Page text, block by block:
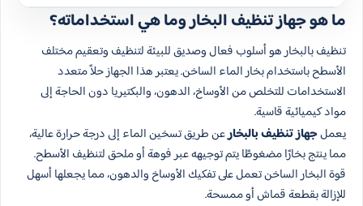
ما هو جهاز تنظيف البخار وما هي استخداماته؟
تنظيف بالبخار هو أسلوب فعال وصديق للبيئة لتنظيف وتعقيم مختلف
الأسطح باستخدام بخار الماء الساخن. يعتبر هذا الجهاز حلاً متعدد
الاستخدامات للتخلص من الأوساخ، الدهون، والبكتيريا دون الحاجة إلى
مواد كيميائية قاسية.
يعملجهاز تنظيف بالبخارعن طريق تسخين الماء إلى درجة حرارة عالية،
مما ينتج بخارًا مضغوطًا يتم توجيهه عبر فوهة أو ملحق لتنظيف الأسطح.
قوة البخار الساخن تعمل على تفكيك الأوساخ والدهون، مما يجعلها أسهل
للإزالة بقطعة قماش أو ممسحة.